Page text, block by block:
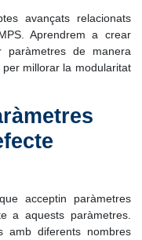
avançats relacionats
Aprendrem a crear
paràmetres de manera
millorar la modularitat
acceptin paràmetres
a aquests paràmetres.
amb diferents nombres